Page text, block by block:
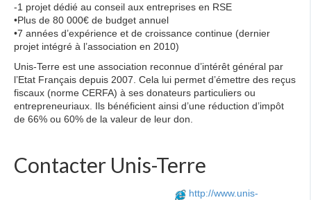
-1 projet dédié au conseil aux entreprises en RSE
•Plus de 80 000€ de budget annuel
•7 années d’expérience et de croissance continue (dernier
projet intégré à l’association en 2010)
Unis-Terre est une association reconnue d’intérêt général par
l’Etat Français depuis 2007. Cela lui permet d’émettre des reçus
fiscaux (norme CERFA) à ses donateurs particuliers ou
entrepreneuriaux. Ils bénéficient ainsi d’une réduction d’impôt
de 66% ou 60% de la valeur de leur don.
Contacter Unis-Terre
http://www.unis-